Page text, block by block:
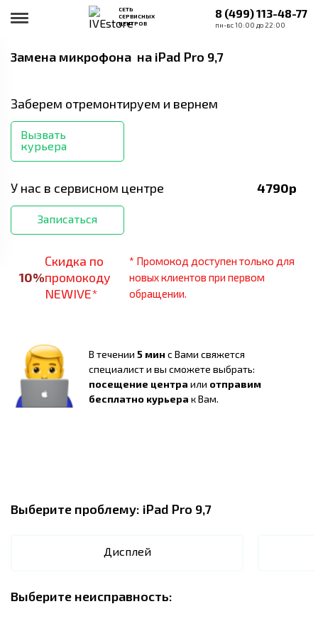
СЕТЬ
СЕРВИСНЫХ
ЦЕНТРОВ
8 (499) 113-48-77
пн-вс 10:00 до 22:00
Замена микрофона на iPad Pro 9,7
Заберем отремонтируем и вернем
Вызвать
курьера
У нас в сервисном центре 4790р
Записаться
10%
Скидка по
промокоду
NEWIVE*
* Промокод доступен только для
новых клиентов при первом
обращении.
В течении 5 мин с Вами свяжется
специалист и вы сможете выбрать:
посещение центра или отправим
бесплатно курьера к Вам.
Выберите проблему: iPad Pro 9,7
Дисплей
Выберите неисправность: